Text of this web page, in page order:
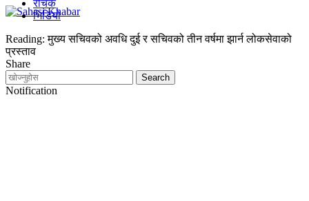
रोचक
भिडियो
Reading: मुख्य सचिवको अवधि दुई र सचिवको तीन वर्षमा झार्न लोकसेवाको
प्रस्ताव
Share
Notification